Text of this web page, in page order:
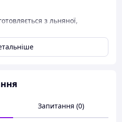
з льняної,
для прокладки міжвінцевих
віконних і дверних
конопатки споруди. Цей
ефекту, а також добре
собою один з найбільш
працювати з яким дуже
Запитання (0)